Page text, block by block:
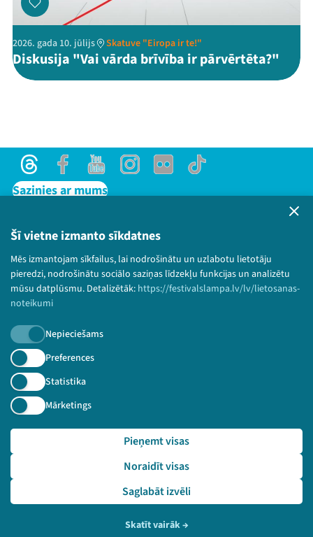
Šī vietne izmanto sīkdatnes
Mēs izmantojam sīkfailus, lai nodrošinātu un uzlabotu lietotāju
pieredzi, nodrošinātu sociālo saziņas līdzekļu funkcijas un analizētu
mūsu datplūsmu. Detalizētāk: https://festivalslampa.lv/lv/lietosanas-
noteikumi
Nepieciešams
Preferences
Statistika
Mārketings
Saglabāt izvēli
Noraidīt visas
Pieņemt visas
Skatīt vairāk→
2026. gada 10. jūlijs Skatuve "Eiropa ir te!"
Diskusija "Vai vārda brīvība ir pārvērtēta?"
ThreadsFacebookYoutubeInstagram
Flick TikTok
Sazinies ar mums
Lietošanas noteikumi un sīkdatņu politika
Bērnu aizsardzības politika
© 2026 Sarunu festivāls LAMPA Visas tiesības
paturētas.
Piesakies jaunumiem!
Nepalaid garām aktuālāko informāciju!
Pieteikties
🔗 https://festivalslampa.lv/lv/dalibnieki/1870